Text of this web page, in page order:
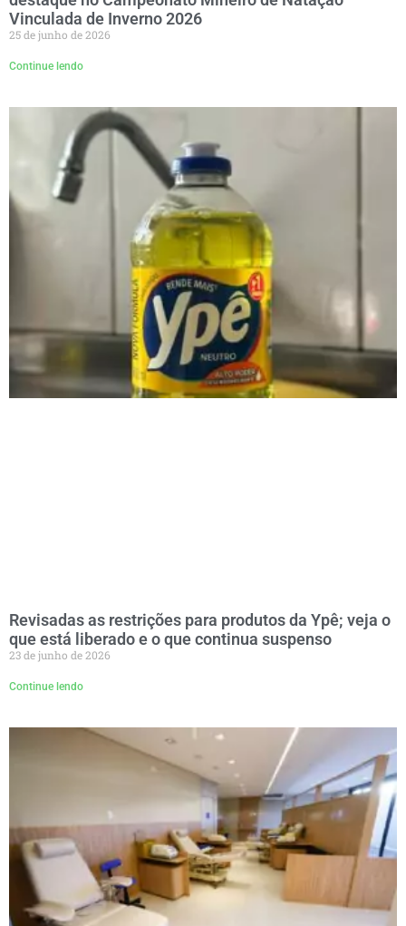
Vinculada de Inverno 2026
25 de junho de 2026
Continue lendo
Revisadas as restrições para produtos da Ypê; veja o
que está liberado e o que continua suspenso
23 de junho de 2026
Continue lendo